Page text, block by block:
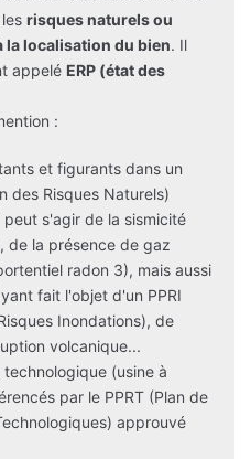
risques naturels ou
localisation du bien. Il
appelé ERP (état des
:
et figurants dans un
des Risques Naturels)
s'agir de la sismicité
de la présence de gaz
radon 3), mais aussi
fait l'objet d'un PPRI
Inondations), de
volcanique...
(usine à
par le PPRT (Plan de
approuvé